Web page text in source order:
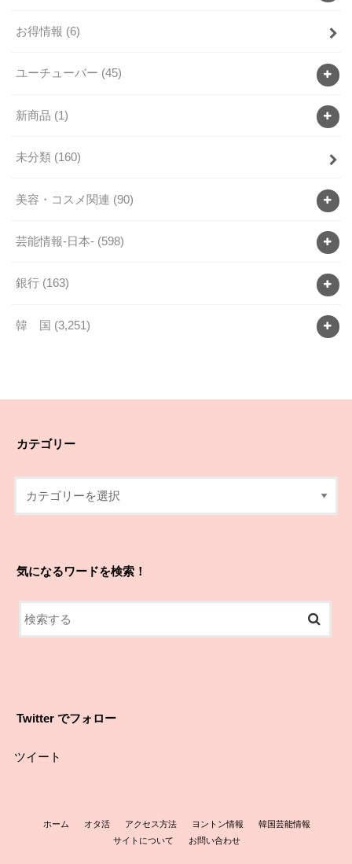
お得情報 (6)
ユーチューバー (45)
新商品 (1)
未分類 (160)
美容・コスメ関連 (90)
芸能情報-日本- (598)
銀行 (163)
韓 国 (3,251)
カテゴリー
気になるワードを検索！
Twitter でフォロー
ツイート
ホーム オタ活 アクセス方法 ヨントン情報
韓国芸能情報
サイトについて
お問い合わせ